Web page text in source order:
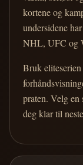
kortene og
undersidene
NHL, UFC og
Bruk
praten. Velg en
deg klar til